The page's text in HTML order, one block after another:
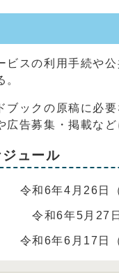
スの利用手続や公
。
ックの原稿に必
広告募集・掲載な
ュール
和6年4月26日（
6年5月27日（
令和6年6月17日（